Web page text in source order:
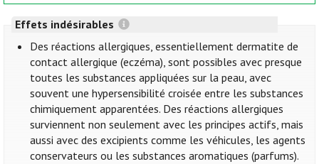
Effets indésirables
Des réactions allergiques, essentiellement dermatite de
contact allergique (eczéma), sont possibles avec presque
toutes les substances appliquées sur la peau, avec
souvent une hypersensibilité croisée entre les substances
chimiquement apparentées. Des réactions allergiques
surviennent non seulement avec les principes actifs, mais
aussi avec des excipients comme les véhicules, les agents
conservateurs ou les substances aromatiques (parfums).